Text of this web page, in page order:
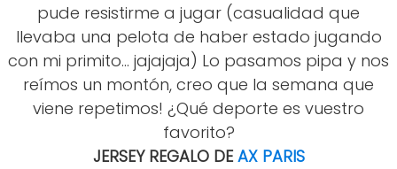
pude resistirme a jugar (casualidad que
llevaba una pelota de haber estado jugando
con mi primito... jajajaja) Lo pasamos pipa y nos
reímos un montón, creo que la semana que
viene repetimos! ¿Qué deporte es vuestro
favorito?
JERSEY REGALO DE AX PARIS